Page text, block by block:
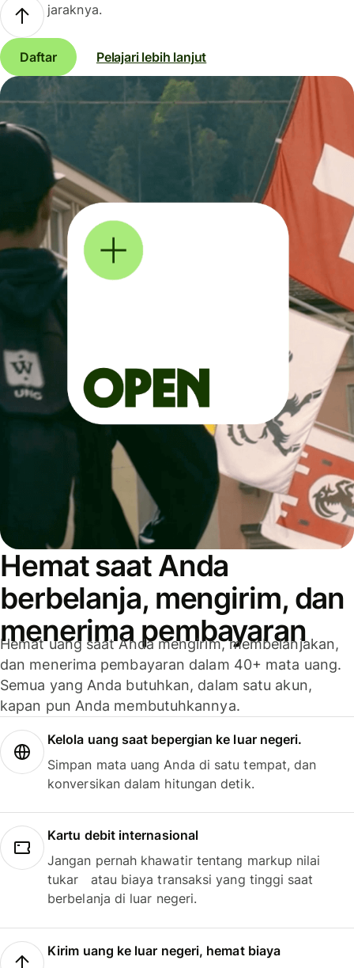
jaraknya.
Daftar Pelajari lebih lanjut
Hemat saat Anda
berbelanja, mengirim, dan
menerima pembayaran
Hemat uang saat Anda mengirim, membelanjakan,
dan menerima pembayaran dalam 40+ mata uang.
Semua yang Anda butuhkan, dalam satu akun,
kapan pun Anda membutuhkannya.
Kelola uang saat bepergian ke luar negeri.
Simpan mata uang Anda di satu tempat, dan
konversikan dalam hitungan detik.
Kartu debit internasional
Jangan pernah khawatir tentang markup nilai
tukar atau biaya transaksi yang tinggi saat
berbelanja di luar negeri.
Kirim uang ke luar negeri, hemat biaya